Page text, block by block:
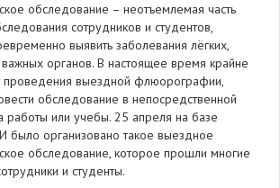
обследование – неотъемлемая часть
сотрудников и студентов,
выявить заболевания лёгких,
органов. В настоящее время крайне
проведения выездной флюорографии,
обследование в непосредственной
работы или учебы. 25 апреля на базе
было организовано такое выездное
обследование, которое прошли многие
и студенты.